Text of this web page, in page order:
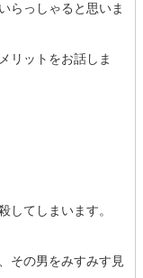
らっしゃると思いま
リットをお話しま
してしまいます。
その男をみすみす見